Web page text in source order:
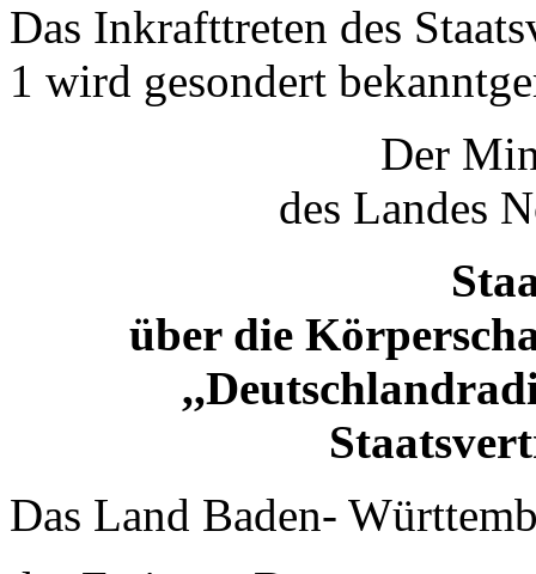
Das Inkrafttreten des
1 wird gesondert
Der
des Landes
über die
Das Land Baden-